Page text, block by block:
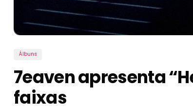
Álbuns
7eaven apresenta
faixas